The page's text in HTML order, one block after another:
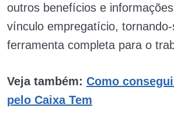
outros benefícios e
vínculo empregatício,
ferramenta completa para o
Veja também: Como
pelo Caixa Tem